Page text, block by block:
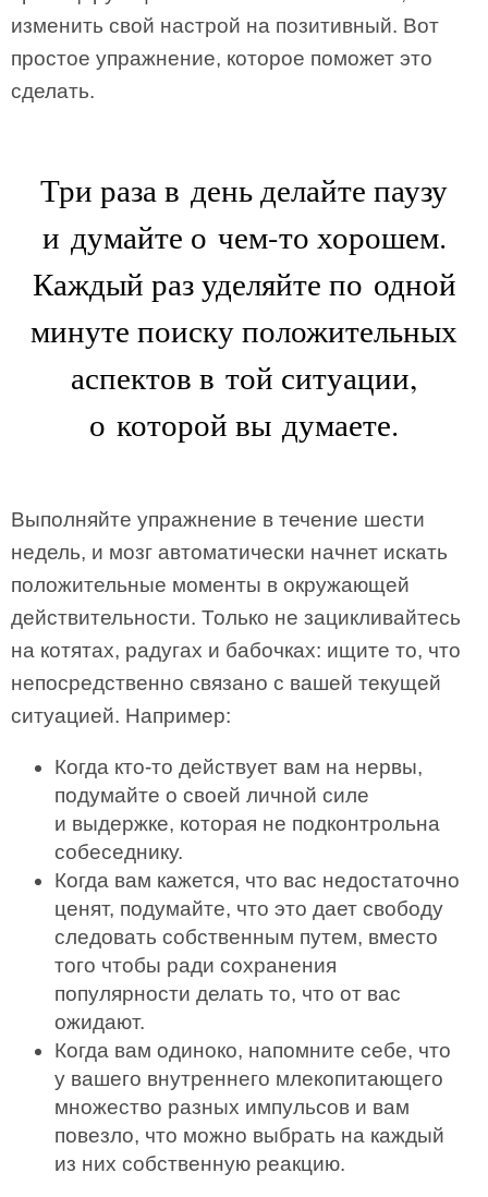
изменить свой настрой на позитивный. Вот
простое упражнение, которое поможет это
сделать.
Три раза в день делайте паузу
и думайте о чем-то хорошем.
Каждый раз уделяйте по одной
минуте поиску положительных
аспектов в той ситуации,
о которой вы думаете.
Выполняйте упражнение в течение шести
недель, и мозг автоматически начнет искать
положительные моменты в окружающей
действительности. Только не зацикливайтесь
на котятах, радугах и бабочках: ищите то, что
непосредственно связано с вашей текущей
ситуацией. Например:
Когда кто-то действует вам на нервы,
подумайте о своей личной силе
и выдержке, которая не подконтрольна
собеседнику.
Когда вам кажется, что вас недостаточно
ценят, подумайте, что это дает свободу
следовать собственным путем, вместо
того чтобы ради сохранения
популярности делать то, что от вас
ожидают.
Когда вам одиноко, напомните себе, что
у вашего внутреннего млекопитающего
множество разных импульсов и вам
повезло, что можно выбрать на каждый
из них собственную реакцию.